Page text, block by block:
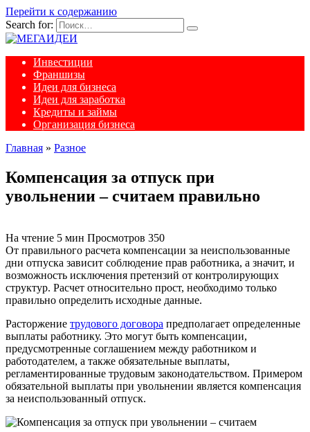
Перейти к содержанию
Search for:
Инвестиции
Франшизы
Идеи для бизнеса
Идеи для заработка
Кредиты и займы
Организация бизнеса
Главная » Разное
Компенсация за отпуск при
увольнении – считаем правильно
На чтение 5 мин Просмотров 350
От правильного расчета компенсации за неиспользованные
дни отпуска зависит соблюдение прав работника, а значит, и
возможность исключения претензий от контролирующих
структур. Расчет относительно прост, необходимо только
правильно определить исходные данные.
Расторжение трудового договора предполагает определенные
выплаты работнику. Это могут быть компенсации,
предусмотренные соглашением между работником и
работодателем, а также обязательные выплаты,
регламентированные трудовым законодательством. Примером
обязательной выплаты при увольнении является компенсация
за неиспользованный отпуск.